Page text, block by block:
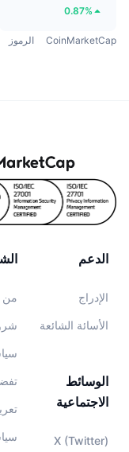
0.87%
CoinMarketCap الرموز
من
الدعم
الإدراج
الأسائة الشائعة
الوسائط
الاجتماعية
X (Twitter)